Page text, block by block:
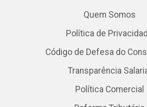
Quem Somos
Política de
Código de Defesa do
Transparência
Política Comercial